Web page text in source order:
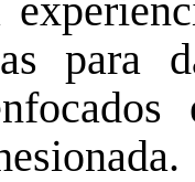
para